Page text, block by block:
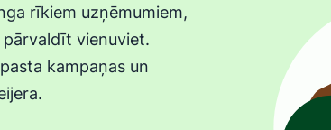
rīkiem uzņēmumiem,
vienuviet.
kampaņas un